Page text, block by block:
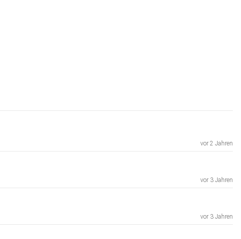
vor 2 Jahren
vor 3 Jahren
vor 3 Jahren